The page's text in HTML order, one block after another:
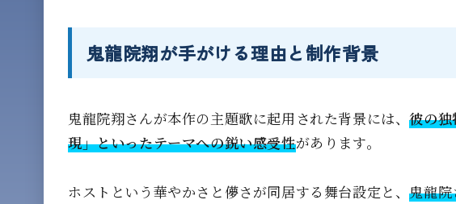
鬼龍院翔が手がける理由と制作背景
鬼龍院翔さんが本作の主題歌に起用された背景には、彼の
現」といったテーマへの鋭い感受性があります。
ホストという華やかさと儚さが同居する舞台設定と、鬼龍